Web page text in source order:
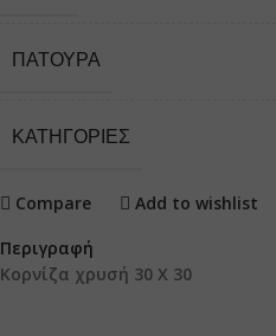
ΠΑΤΟΎΡΑ
ΚΑΤΗΓΟΡΙΕΣ
Compare Add to wishlist
Περιγραφή
Κορνίζα χρυσή 30 Χ 30